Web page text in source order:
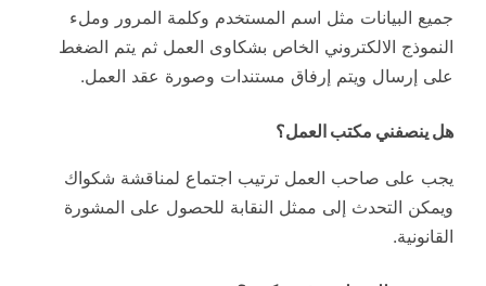
جميع البيانات مثل اسم المستخدم وكلمة المرور وملء
النموذج الالكتروني الخاص بشكاوى العمل ثم يتم الضغط
على إرسال ويتم إرفاق مستندات وصورة عقد العمل.
هل ينصفني مكتب العمل؟
يجب على صاحب العمل ترتيب اجتماع لمناقشة شكواك
ويمكن التحدث إلى ممثل النقابة للحصول على المشورة
القانونية.